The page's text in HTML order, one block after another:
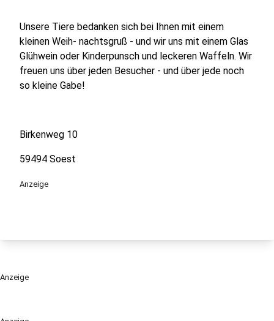
Unsere Tiere bedanken sich bei Ihnen mit einem
kleinen Weih- nachtsgruß - und wir uns mit einem Glas
Glühwein oder Kinderpunsch und leckeren Waffeln. Wir
freuen uns über jeden Besucher - und über jede noch
so kleine Gabe!
Birkenweg 10
59494 Soest
Anzeige
Anzeige